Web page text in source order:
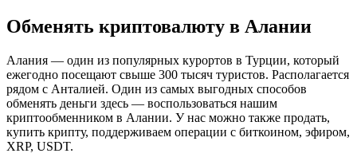
Обменять криптовалюту в Алании
Алания — один из популярных курортов в Турции, который
ежегодно посещают свыше 300 тысяч туристов. Располагается
рядом с Анталией. Один из самых выгодных способов
обменять деньги здесь — воспользоваться нашим
криптообменником в Алании. У нас можно также продать,
купить крипту, поддерживаем операции с биткоином, эфиром,
XRP, USDT.